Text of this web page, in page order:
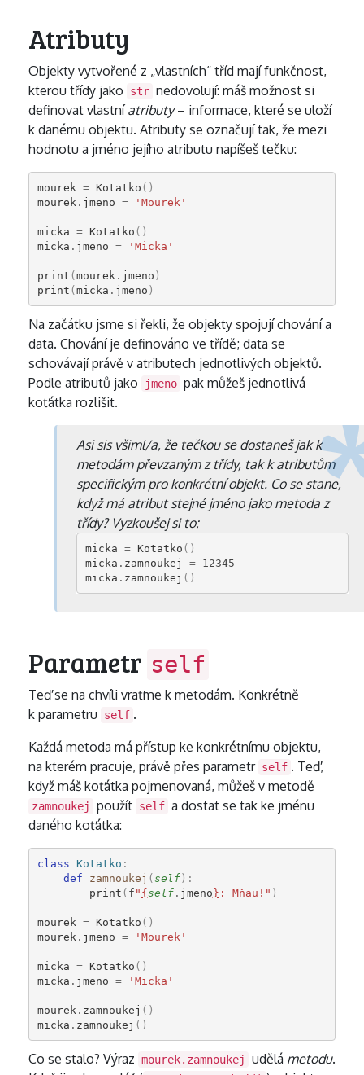
Atributy
Objekty vytvořené z „vlastních“ tříd mají funkčnost,
kterou třídy jako
str nedovolují: máš možnost si
definovat vlastní atributy– informace, které se uloží
k danému objektu. Atributy se označují tak, že mezi
hodnotu a jméno jejího atributu napíšeš tečku:
mourek = Kotatko ()
mourek . jmeno = 'Mourek'
micka = Kotatko ()
micka . jmeno = 'Micka'
print (mourek . jmeno )
print (micka . jmeno )
Na začátku jsme si řekli, že objekty spojují chování a
data. Chování je definováno ve třídě; data se
schovávají právě v atributech jednotlivých objektů.
Podle atributů jako
jmeno pak můžeš jednotlivá
koťátka rozlišit.
Asi sis všiml/a, že tečkou se dostaneš jak k
metodám převzaným z třídy, tak k atributům
specifickým pro konkrétní objekt. Co se stane,
když má atribut stejné jméno jako metoda z
třídy? Vyzkoušej si to:
micka = Kotatko ()
micka . zamnoukej =
12345
micka . zamnoukej ()
Parametr self
Teď se na chvíli vraťme k metodám. Konkrétně
k parametru
self .
Každá metoda má přístup ke konkrétnímu objektu,
na kterém pracuje, právě přes parametr self . Teď,
když máš koťátka pojmenovaná, můžeš v metodě
zamnoukej použít self a dostat se tak ke jménu
daného koťátka:
class Kotatko :
def
zamnoukej (self):
print ( f " {self. jmeno} : Mňau!" )
mourek = Kotatko ()
mourek . jmeno = 'Mourek'
micka = Kotatko ()
micka . jmeno = 'Micka'
mourek . zamnoukej ()
micka . zamnoukej ()
Co se stalo? Výraz mourek.zamnoukej udělá metodu.